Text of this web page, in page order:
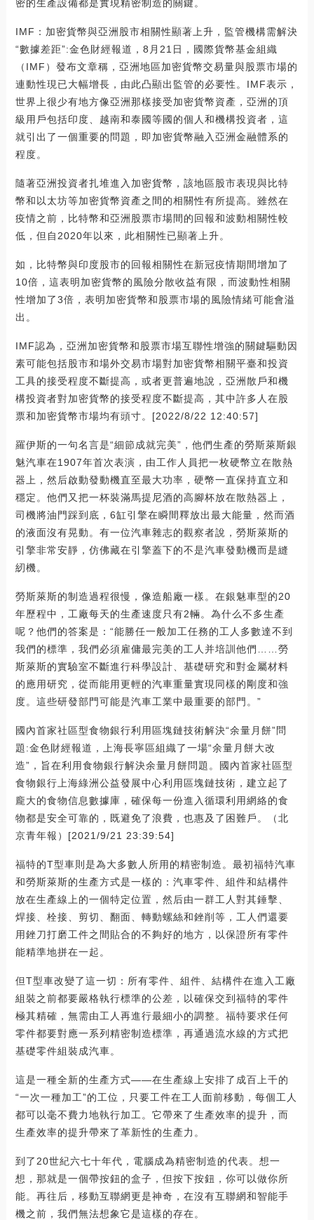
密的生產設備都是實現精密制造的關鍵。
IMF：加密貨幣與亞洲股市相關性顯著上升，監管機構需解決
“數據差距”:金色財經報道，8月21日，國際貨幣基金組織
（IMF）發布文章稱，亞洲地區加密貨幣交易量與股票市場的
連動性現已大幅增長，由此凸顯出監管的必要性。IMF表示，
世界上很少有地方像亞洲那樣接受加密貨幣資產，亞洲的頂
級用戶包括印度、越南和泰國等國的個人和機構投資者，這
就引出了一個重要的問題，即加密貨幣融入亞洲金融體系的
程度。
隨著亞洲投資者扎堆進入加密貨幣，該地區股市表現與比特
幣和以太坊等加密貨幣資產之間的相關性有所提高。雖然在
疫情之前，比特幣和亞洲股票市場間的回報和波動相關性較
低，但自2020年以來，此相關性已顯著上升。
如，比特幣與印度股市的回報相關性在新冠疫情期間增加了
10倍，這表明加密貨幣的風險分散收益有限，而波動性相關
性增加了3倍，表明加密貨幣和股票市場的風險情緒可能會溢
出。
IMF認為，亞洲加密貨幣和股票市場互聯性增強的關鍵驅動因
素可能包括股市和場外交易市場對加密貨幣相關平臺和投資
工具的接受程度不斷提高，或者更普遍地說，亞洲散戶和機
構投資者對加密貨幣的接受程度不斷提高，其中許多人在股
票和加密貨幣市場均有頭寸。[2022/8/22 12:40:57]
羅伊斯的一句名言是“細節成就完美”，他們生產的勞斯萊斯銀
魅汽車在1907年首次表演，由工作人員把一枚硬幣立在散熱
器上，然后啟動發動機直至最大功率，硬幣一直保持直立和
穩定。他們又把一杯裝滿馬提尼酒的高腳杯放在散熱器上，
司機將油門踩到底，6缸引擎在瞬間釋放出最大能量，然而酒
的液面沒有晃動。有一位汽車雜志的觀察者說，勞斯萊斯的
引擎非常安靜，仿佛藏在引擎蓋下的不是汽車發動機而是縫
紉機。
勞斯萊斯的制造過程很慢，像造船廠一樣。在銀魅車型的20
年歷程中，工廠每天的生產速度只有2輛。為什么不多生產
呢？他們的答案是：“能勝任一般加工任務的工人多數達不到
我們的標準，我們必須雇傭最完美的工人并培訓他們……勞
斯萊斯的實驗室不斷進行科學設計、基礎研究和對金屬材料
的應用研究，從而能用更輕的汽車重量實現同樣的剛度和強
度。這些研發部門可能是汽車工業中最重要的部門。”
國內首家社區型食物銀行利用區塊鏈技術解決“余量月餅”問
題:金色財經報道，上海長寧區組織了一場“余量月餅大改
造”，旨在利用食物銀行解決余量月餅問題。國內首家社區型
食物銀行上海綠洲公益發展中心利用區塊鏈技術，建立起了
龐大的食物信息數據庫，確保每一份進入循環利用網絡的食
物都是安全可靠的，既避免了浪費，也惠及了困難戶。（北
京青年報）[2021/9/21 23:39:54]
福特的T型車則是為大多數人所用的精密制造。最初福特汽車
和勞斯萊斯的生產方式是一樣的：汽車零件、組件和結構件
放在生產線上的一個特定位置，然后由一群工人對其錘擊、
焊接、栓接、剪切、翻面、轉動螺絲和銼削等，工人們還要
用銼刀打磨工件之間貼合的不夠好的地方，以保證所有零件
能精準地拼在一起。
但T型車改變了這一切：所有零件、組件、結構件在進入工廠
組裝之前都要嚴格執行標準的公差，以確保交到福特的零件
極其精確，無需由工人再進行最細小的調整。福特要求任何
零件都要對應一系列精密制造標準，再通過流水線的方式把
基礎零件組裝成汽車。
這是一種全新的生產方式——在生產線上安排了成百上千的
“一次一種加工”的工位，只要工件在工人面前移動，每個工人
都可以毫不費力地執行加工。它帶來了生產效率的提升，而
生產效率的提升帶來了革新性的生產力。
到了20世紀六七十年代，電腦成為精密制造的代表。想一
想，那就是一個帶按鈕的盒子，但按下按鈕，你可以做你所
能。再往后，移動互聯網更是神奇，在沒有互聯網和智能手
機之前，我們無法想象它是這樣的存在。